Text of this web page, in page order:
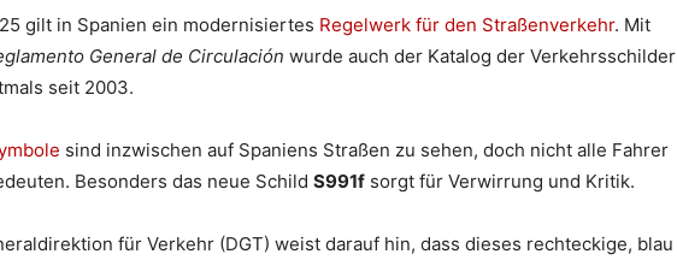
gilt in Spanien ein modernisiertes Regelwerk für den Straßenverkehr. Mit
General de Circulación wurde auch der Katalog der Verkehrsschilder
seit 2003.
sind inzwischen auf Spaniens Straßen zu sehen, doch nicht alle Fahrer
Besonders das neue Schild S991f sorgt für Verwirrung und Kritik.
für Verkehr (DGT) weist darauf hin, dass dieses rechteckige, blau